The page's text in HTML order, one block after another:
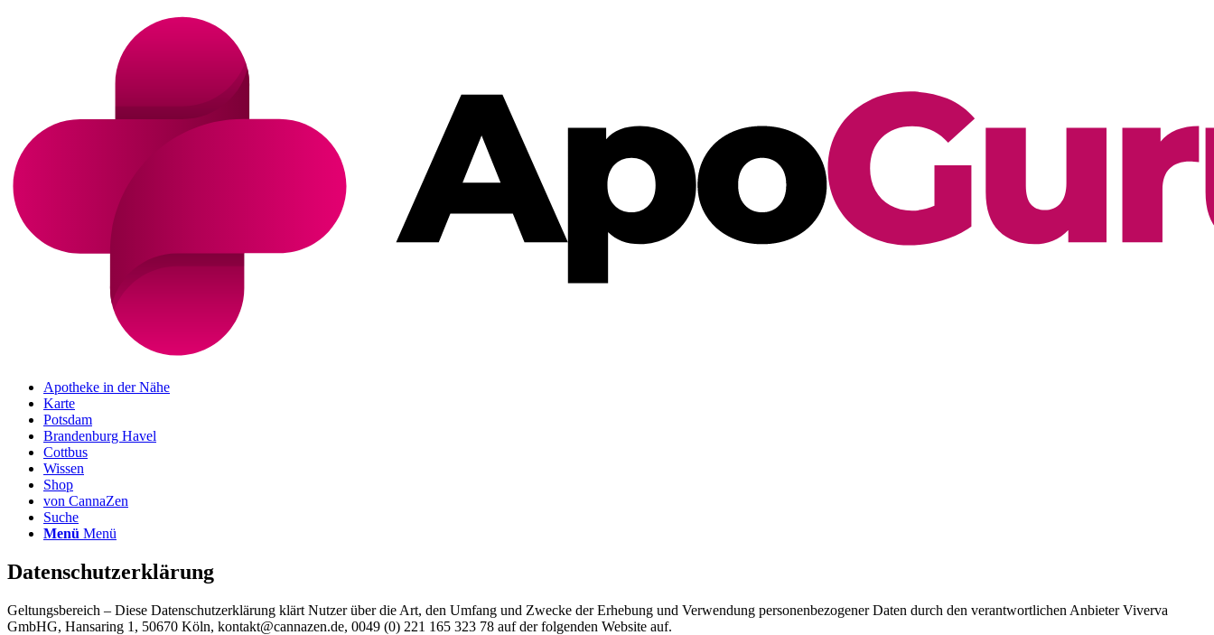
Apotheke in der Nähe
Karte
Potsdam
Brandenburg Havel
Cottbus
Wissen
Shop
von CannaZen
Suche
Menü Menü
Datenschutzerklärung
Geltungsbereich – Diese Datenschutzerklärung klärt Nutzer über die Art, den Umfang und Zwecke der Erhebung und Verwendung personenbezogener Daten durch den verantwortlichen Anbieter Viverva
GmbHG, Hansaring 1, 50670 Köln, kontakt@cannazen.de, 0049 (0) 221 165 323 78 auf der folgenden Website auf.